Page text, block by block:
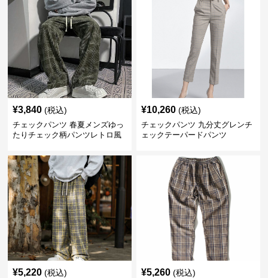
¥3,840 (税込)
チェックパンツ 春夏メンズゆっ
たりチェック柄パンツレトロ風
¥10,260 (税込)
チェックパンツ 九分丈グレンチ
ェックテーパードパンツ
¥5,220 (税込) ¥5,260 (税込)